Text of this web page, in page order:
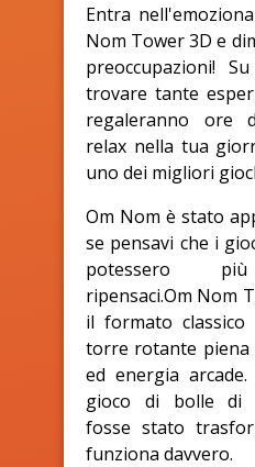
Entra
Nom Tower 3D e
preoccupazioni!
trovare tante
regaleranno ore
relax nella tua
uno dei migliori
Om Nom è stato
se pensavi che i
potessero
ripensaci.Om Nom
il formato
torre rotante piena
ed energia
gioco di bolle di
fosse stato
funziona davvero.